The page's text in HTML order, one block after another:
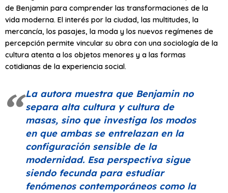
de Benjamin para comprender las transformaciones de la
vida moderna. El interés por la ciudad, las multitudes, la
mercancía, los pasajes, la moda y los nuevos regímenes de
percepción permite vincular su obra con una sociología de la
cultura atenta a los objetos menores y a las formas
cotidianas de la experiencia social.
La autora muestra que Benjamin no
separa alta cultura y cultura de
masas, sino que investiga los modos
en que ambas se entrelazan en la
configuración sensible de la
modernidad. Esa perspectiva sigue
siendo fecunda para estudiar
fenómenos contemporáneos como la